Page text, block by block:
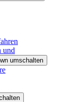
und
umschalten